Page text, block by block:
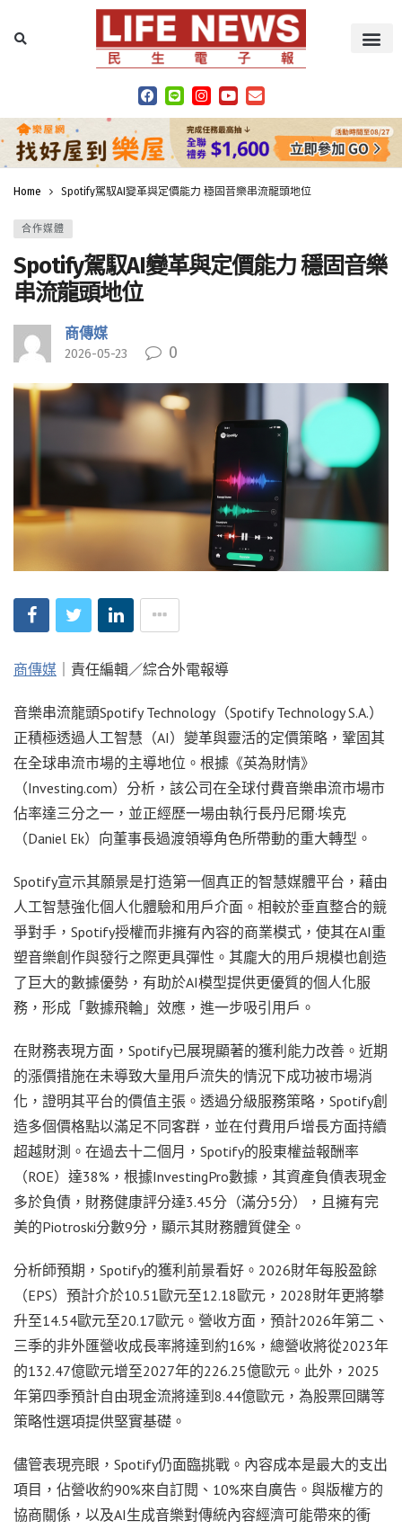
Home Spotify駕馭AI變革與定價能力 穩固音樂串流龍頭地位
合作媒體
Spotify駕馭AI變革與定價能力 穩固音樂
串流龍頭地位
商傳媒
2026-05-23 0
商傳媒 ｜責任編輯／綜合外電報導
音樂串流龍頭Spotify Technology（Spotify Technology S.A.）
正積極透過人工智慧（AI）變革與靈活的定價策略，鞏固其
在全球串流市場的主導地位。根據《英為財情》
（Investing.com）分析，該公司在全球付費音樂串流市場市
佔率達三分之一，並正經歷一場由執行長丹尼爾·埃克
（Daniel Ek）向董事長過渡領導角色所帶動的重大轉型。
Spotify宣示其願景是打造第一個真正的智慧媒體平台，藉由
人工智慧強化個人化體驗和用戶介面。相較於垂直整合的競
爭對手，Spotify授權而非擁有內容的商業模式，使其在AI重
塑音樂創作與發行之際更具彈性。其龐大的用戶規模也創造
了巨大的數據優勢，有助於AI模型提供更優質的個人化服
務，形成「數據飛輪」效應，進一步吸引用戶。
在財務表現方面，Spotify已展現顯著的獲利能力改善。近期
的漲價措施在未導致大量用戶流失的情況下成功被市場消
化，證明其平台的價值主張。透過分級服務策略，Spotify創
造多個價格點以滿足不同客群，並在付費用戶增長方面持續
超越財測。在過去十二個月，Spotify的股東權益報酬率
（ROE）達38%，根據InvestingPro數據，其資產負債表現金
多於負債，財務健康評分達3.45分（滿分5分），且擁有完
美的Piotroski分數9分，顯示其財務體質健全。
分析師預期，Spotify的獲利前景看好。2026財年每股盈餘
（EPS）預計介於10.51歐元至12.18歐元，2028財年更將攀
升至14.54歐元至20.17歐元。營收方面，預計2026年第二、
三季的非外匯營收成長率將達到約16%，總營收將從2023年
的132.47億歐元增至2027年的226.25億歐元。此外，2025
年第四季預計自由現金流將達到8.44億歐元，為股票回購等
策略性選項提供堅實基礎。
儘管表現亮眼，Spotify仍面臨挑戰。內容成本是最大的支出
項目，佔營收約90%來自訂閱、10%來自廣告。與版權方的
協商關係，以及AI生成音樂對傳統內容經濟可能帶來的衝